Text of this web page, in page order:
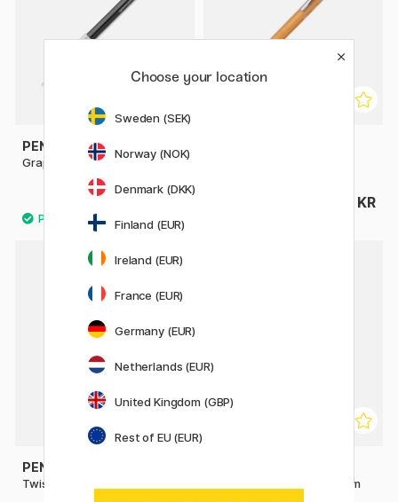
PENTEL
GraphGear 500 Stiftblyant
55 KR
PENTEL
Twist-Erase Stiftblyant TK 4600 Mindeholder 2 mm
Choose your location
Sweden (SEK)
Norway (NOK)
Denmark (DKK)
Finland (EUR)
Ireland (EUR)
France (EUR)
Germany (EUR)
Netherlands (EUR)
United Kingdom (GBP)
Rest of EU (EUR)